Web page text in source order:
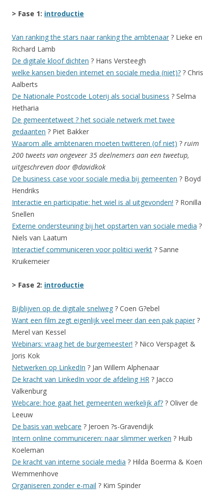
> Fase 1: introductie
Van ranking the stars naar ranking the ambtenaar ? Lieke en
Richard Lamb
De digitale kloof dichten ? Hans Versteegh
welke kansen bieden internet en sociale media (niet)? ? Chris
Aalberts
De Nationale Postcode Loterij als social business ? Selma
Hetharia
De gemeentetweet ? het sociale netwerk met twee
gedaanten ? Piet Bakker
Waarom alle ambtenaren moeten twitteren (of niet) ? ruim
200 tweets van ongeveer 35 deelnemers aan een tweetup,
uitgeschreven door @davidkok
De business case voor sociale media bij gemeenten ? Boyd
Hendriks
Interactie en participatie: het wiel is al uitgevonden! ? Ronilla
Snellen
Externe ondersteuning bij het opstarten van sociale media ?
Niels van Laatum
Interactief communiceren voor politici werkt ? Sanne
Kruikemeier
> Fase 2: introductie
Bijblijven op de digitale snelweg ? Coen G?ebel
Want een film zegt eigenlijk veel meer dan een pak papier ?
Merel van Kessel
Webinars: vraag het de burgemeester! ? Nico Verspaget &
Joris Kok
Netwerken op LinkedIn ? Jan Willem Alphenaar
De kracht van LinkedIn voor de afdeling HR ? Jacco
Valkenburg
Webcare: hoe gaat het gemeenten werkelijk af? ? Oliver de
Leeuw
De basis van webcare ? Jeroen ?s-Gravendijk
Intern online communiceren: naar slimmer werken ? Huib
Koeleman
De kracht van interne sociale media ? Hilda Boerma & Koen
Wemmenhove
Organiseren zonder e-mail ? Kim Spinder